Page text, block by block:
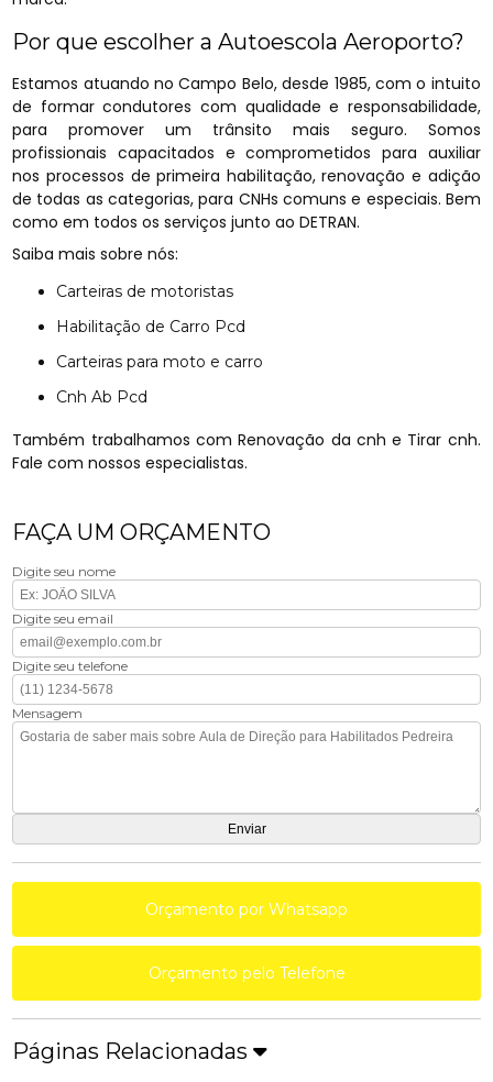
Por que escolher a Autoescola Aeroporto?
Estamos atuando no Campo Belo, desde 1985, com o intuito
de formar condutores com qualidade e responsabilidade,
para promover um trânsito mais seguro. Somos
profissionais capacitados e comprometidos para auxiliar
nos processos de primeira habilitação, renovação e adição
de todas as categorias, para CNHs comuns e especiais. Bem
como em todos os serviços junto ao DETRAN.
Saiba mais sobre nós:
Carteiras de motoristas
Habilitação de Carro Pcd
Carteiras para moto e carro
Cnh Ab Pcd
Também trabalhamos com Renovação da cnh e Tirar cnh.
Fale com nossos especialistas.
FAÇA UM ORÇAMENTO
Digite seu nome
Digite seu email
Digite seu telefone
Mensagem
Orçamento por Whatsapp
Orçamento pelo Telefone
Páginas Relacionadas